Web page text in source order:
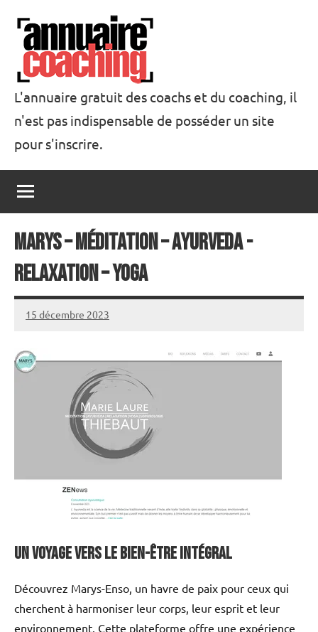
contenu
Annuaire
Coaching
L'annuaire gratuit des coachs et du coaching, il
n'est pas indispensable de posséder un site
pour s'inscrire.
MARYS – Méditation – Ayurveda -
Relaxation – Yoga
15 décembre 2023
annuairecoaching
Un Voyage vers le Bien-être Intégral
Découvrez Marys-Enso, un havre de paix pour ceux qui
cherchent à harmoniser leur corps, leur esprit et leur
environnement. Cette plateforme offre une expérience